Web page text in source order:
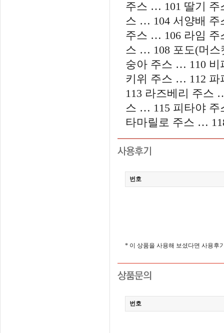
주스 … 101 딸기
스 … 104 서양배
주스 … 106 라임
스 … 108 포도(머
숭아 주스 … 110
키위 주스 … 112
113 라즈베리 주스
스 … 115 피타야
타마릴로 주스 …
번호
* 이 상품을 사용해 보셨다면 사용후
번호